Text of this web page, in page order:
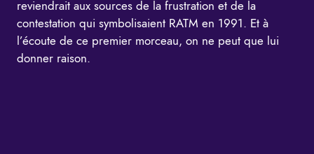
reviendrait aux sources de la frustration et de la
contestation qui symbolisaient RATM en 1991. Et à
l’écoute de ce premier morceau, on ne peut que lui
donner raison.